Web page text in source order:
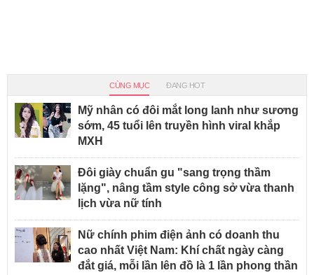
CÙNG MỤC ĐANG HOT
Mỹ nhân có đôi mắt long lanh như sương
sớm, 45 tuổi lên truyền hình viral khắp
MXH
Đôi giày chuẩn gu "sang trọng thầm
lặng", nâng tầm style công sở vừa thanh
lịch vừa nữ tính
Nữ chính phim điện ảnh có doanh thu
cao nhất Việt Nam: Khí chất ngày càng
đắt giá, mỗi lần lên đồ là 1 lần phong thần